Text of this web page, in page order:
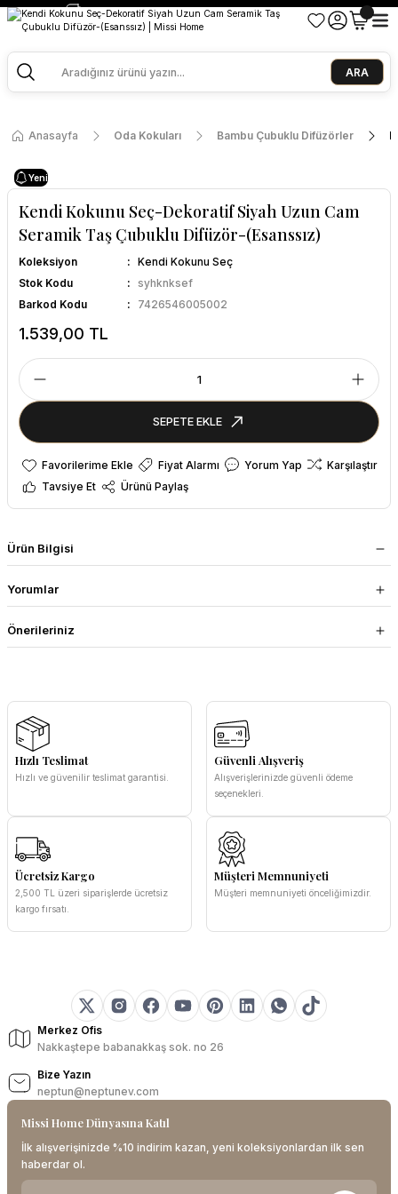
2500 TL ve Üzeri Alışverişlerde Kargo Bedava!
Ege Esintisi 2 Al 1 Öde
Missi Kokularda 3 Al 2 Öde
ARA
Anasayfa Oda Kokuları Bambu Çubuklu Difüzörler
Yeni
Kendi Kokunu Seç-Dekoratif Siyah Uzun Cam
Seramik Taş Çubuklu Difüzör-(Esanssız)
Koleksiyon
Kendi Kokunu Seç
Stok Kodu
syhknksef
Barkod Kodu
7426546005002
1.539,00 TL
SEPETE EKLE
Fiyat Alarmı Yorum Yap
Karşılaştır
Tavsiye Et
Ürünü Paylaş
Ürün Bilgisi
Yorumlar
Önerileriniz
Hızlı Teslimat
Hızlı ve güvenilir teslimat garantisi.
Güvenli Alışveriş
Alışverişlerinizde güvenli ödeme
seçenekleri.
Ücretsiz Kargo
2,500 TL üzeri siparişlerde ücretsiz
kargo fırsatı.
Müşteri Memnuniyeti
Müşteri memnuniyeti önceliğimizdir.
Merkez Ofis
Nakkaştepe babanakkaş sok. no 26
Bize Yazın
neptun@neptunev.com
Missi Home Dünyasına Katıl
İlk alışverişinizde %10 indirim kazan, yeni koleksiyonlardan ilk sen
haberdar ol.